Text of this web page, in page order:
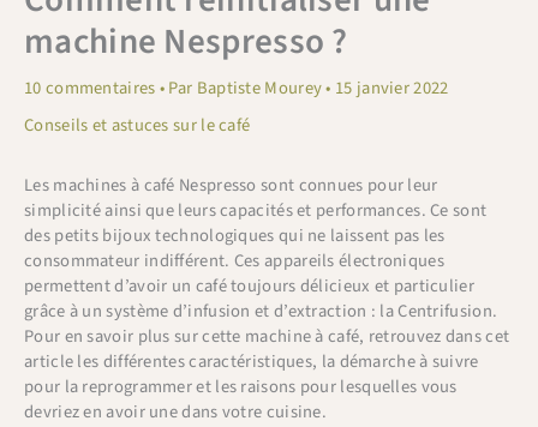
machine Nespresso ?
10 commentaires• Par Baptiste Mourey• 15 janvier 2022
Conseils et astuces sur le café
Les machines à café Nespresso sont connues pour leur
simplicité ainsi que leurs capacités et performances. Ce sont
des petits bijoux technologiques qui ne laissent pas les
consommateur indifférent. Ces appareils électroniques
permettent d’avoir un café toujours délicieux et particulier
grâce à un système d’infusion et d’extraction : la Centrifusion.
Pour en savoir plus sur cette machine à café, retrouvez dans cet
article les différentes caractéristiques, la démarche à suivre
pour la reprogrammer et les raisons pour lesquelles vous
devriez en avoir une dans votre cuisine.